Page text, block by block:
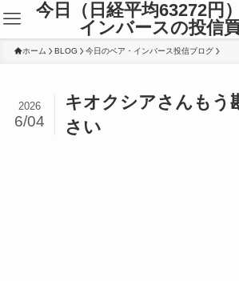
今日（日経平均63272円
インバースの投信
ホーム BLOG 今日のベア・インバース投信ブログ
キオクシアさんもう
さい
2026
6/04